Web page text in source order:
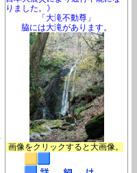
りました。》
「大滝不動尊」
脇には大滝があります。
画像をクリックすると大画像。